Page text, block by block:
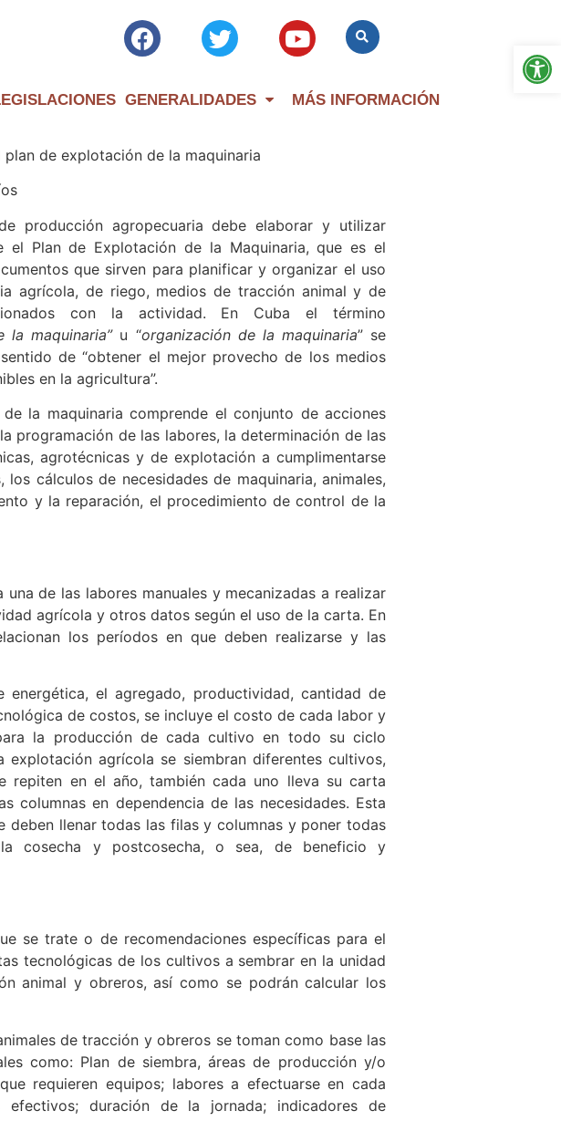
GENERALIDADES MÁS INFORMACIÓN
plan de explotación de la maquinaria
producción agropecuaria debe elaborar y utilizar
el Plan de Explotación de la Maquinaria, que es el
que sirven para planificar y organizar el uso
agrícola, de riego, medios de tracción animal y de
con la actividad. En Cuba el término
la maquinaria”u “organización de la maquinaria” se
de “obtener el mejor provecho de los medios
en la agricultura”.
la maquinaria comprende el conjunto de acciones
programación de las labores, la determinación de las
agrotécnicas y de explotación a cumplimentarse
cálculos de necesidades de maquinaria, animales,
y la reparación, el procedimiento de control de la
de las labores manuales y mecanizadas a realizar
agrícola y otros datos según el uso de la carta. En
los períodos en que deben realizarse y las
el agregado, productividad, cantidad de
de costos, se incluye el costo de cada labor y
la producción de cada cultivo en todo su ciclo
agrícola se siembran diferentes cultivos,
en el año, también cada uno lleva su carta
columnas en dependencia de las necesidades. Esta
llenar todas las filas y columnas y poner todas
cosecha y postcosecha, o sea, de beneficio y
se trate o de recomendaciones específicas para el
tecnológicas de los cultivos a sembrar en la unidad
animal y obreros, así como se podrán calcular los
de tracción y obreros se toman como base las
como: Plan de siembra, áreas de producción y/o
requieren equipos; labores a efectuarse en cada
duración de la jornada; indicadores de